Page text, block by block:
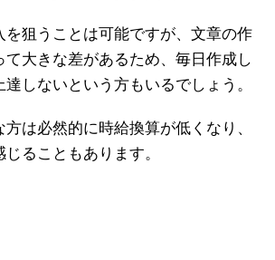
を狙うことは可能ですが、文章の作
て大きな差があるため、毎日作成し
しないという方もいるでしょう。
は必然的に時給換算が低くなり、
ることもあります。